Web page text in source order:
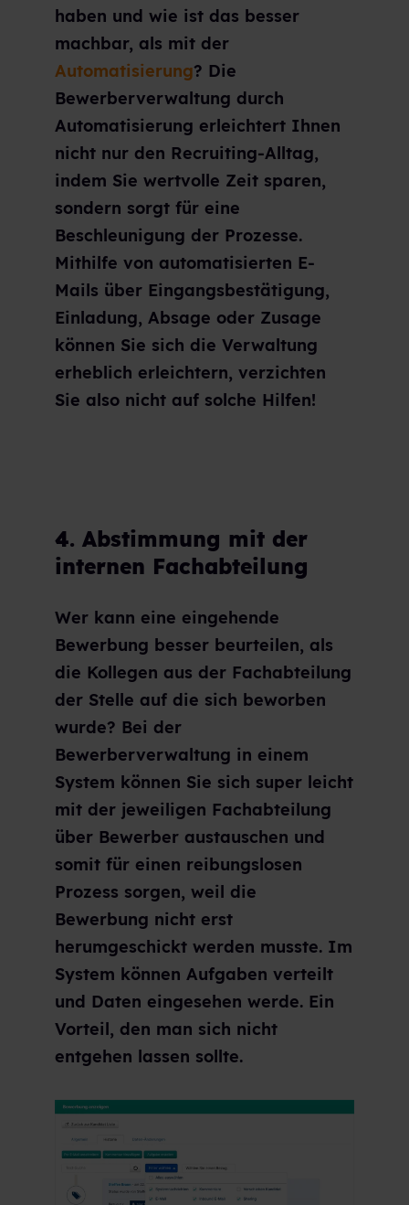
haben und wie ist das besser
machbar, als mit der
Automatisierung? Die
Bewerberverwaltung durch
Automatisierung erleichtert Ihnen
nicht nur den Recruiting-Alltag,
indem Sie wertvolle Zeit sparen,
sondern sorgt für eine
Beschleunigung der Prozesse.
Mithilfe von automatisierten E-
Mails über Eingangsbestätigung,
Einladung, Absage oder Zusage
können Sie sich die Verwaltung
erheblich erleichtern, verzichten
Sie also nicht auf solche Hilfen!
4. Abstimmung mit der
internen Fachabteilung
Wer kann eine eingehende
Bewerbung besser beurteilen, als
die Kollegen aus der Fachabteilung
der Stelle auf die sich beworben
wurde? Bei der
Bewerberverwaltung in einem
System können Sie sich super leicht
mit der jeweiligen Fachabteilung
über Bewerber austauschen und
somit für einen reibungslosen
Prozess sorgen, weil die
Bewerbung nicht erst
herumgeschickt werden musste. Im
System können Aufgaben verteilt
und Daten eingesehen werde. Ein
Vorteil, den man sich nicht
entgehen lassen sollte.